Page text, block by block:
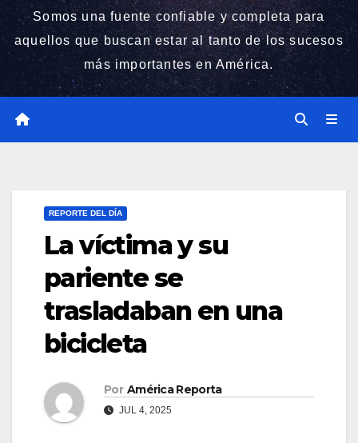
Somos una fuente confiable y completa para
aquellos que buscan estar al tanto de los sucesos
más importantes en América.
REPORTE DEL DÍA
La víctima y su
pariente se
trasladaban en una
bicicleta
Por América Reporta
JUL 4, 2025